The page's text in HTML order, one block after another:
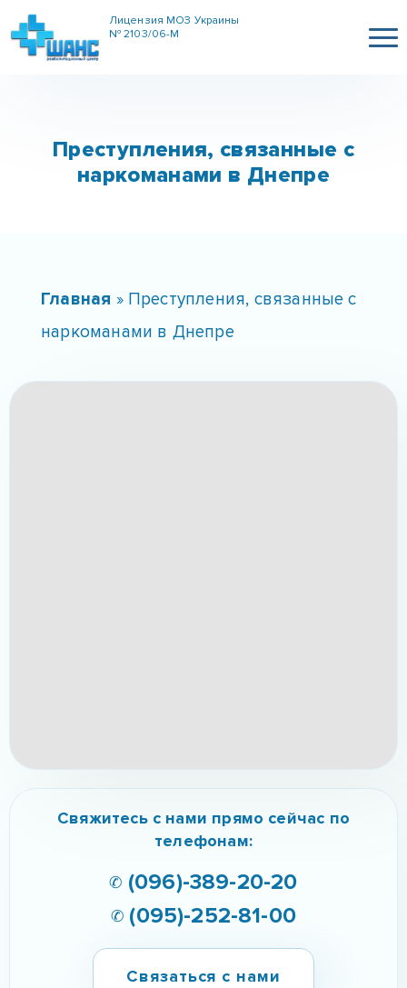
Лицензия МОЗ Украины
№ 2103/06-М
Преступления, связанные с
наркоманами в Днепре
Главная » Преступления, связанные с
наркоманами в Днепре
Свяжитесь с нами прямо сейчас по
телефонам:
✆ (096)-389-20-20
✆ (095)-252-81-00
Связаться с нами